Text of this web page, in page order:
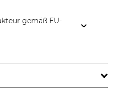
gemäß EU-